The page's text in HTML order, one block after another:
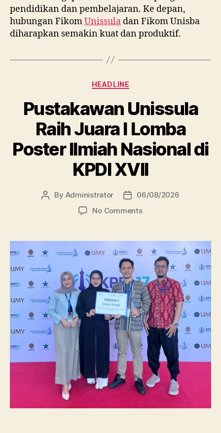
pendidikan dan pembelajaran. Ke depan,
hubungan FikomUnissula dan Fikom Unisba
diharapkan semakin kuat dan produktif.
Categories
HEADLINE
Pustakawan Unissula
Raih Juara I Lomba
Poster Ilmiah Nasional di
KPDI XVII
Post
By Administrator
Post
date
06/08/2026
No Commentson
Raih
Juara
Lomba
Poster
Ilmiah
Nasional
di
KPDI
XVII